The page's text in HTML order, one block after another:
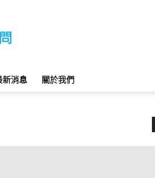
新消息 關於我們